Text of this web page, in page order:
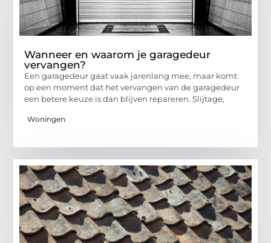
Wanneer en waarom je garagedeur
vervangen?
Een garagedeur gaat vaak jarenlang mee, maar komt
op een moment dat het vervangen van de garagedeur
een betere keuze is dan blijven repareren. Slijtage,
Woningen